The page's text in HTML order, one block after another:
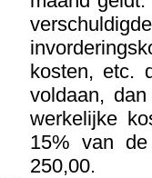
kosten, etc.
voldaan,
werkelijke
15% van
250,00.